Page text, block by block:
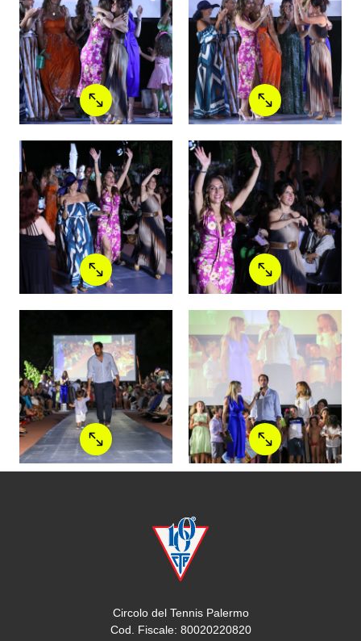
Circolo del Tennis Palermo
Cod. Fiscale: 80020220820